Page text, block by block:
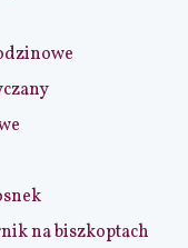
na biszkoptach